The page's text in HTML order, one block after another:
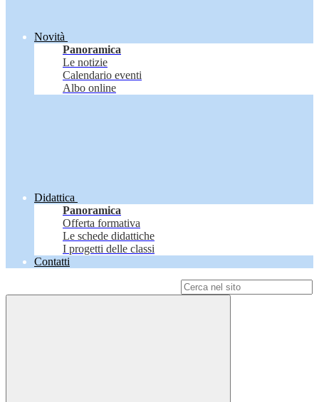
Novità
Panoramica
Le notizie
Calendario eventi
Albo online
Didattica
Panoramica
Offerta formativa
Le schede didattiche
I progetti delle classi
Contatti